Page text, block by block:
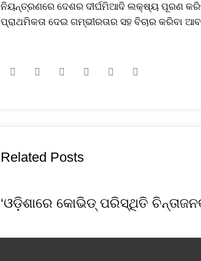
ନିୟନ୍ତ୍ରଣରେ ଦେଶର ଦୀର୍ଘମିଆଦି ଲକ୍ଷ୍ୟ ପୂରଣ
ପ୍ରାଥମିକତା ଦେଇ ଗମ୍ଭୀରତାର ସହ ବିଚାର କରିବା
Related Posts
‘ଓଡ଼ିଶାରେ କୋଭିଡ୍‌ ପରିସ୍ଥିତି